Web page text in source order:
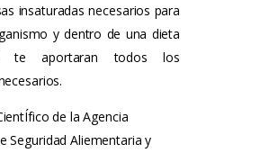
insaturadas necesarios para
y dentro de una dieta
te aportaran todos los
de la Agencia
Seguridad Aliementaria y